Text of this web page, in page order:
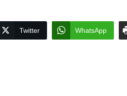
Twitter WhatsApp